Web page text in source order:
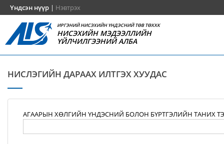
Үндсэн нүүр | Нэвтрэх
ИРГЭНИЙ НИСЭХИЙН ҮНДЭСНИЙ ТӨВ ТӨХХК
НИСЭХИЙН МЭДЭЭЛЛИЙН
ҮЙЛЧИЛГЭЭНИЙ АЛБА
НИСЛЭГИЙН ДАРААХ ИЛТГЭХ ХУУДАС
АГААРЫН ХӨЛГИЙН ҮНДЭСНИЙ БОЛОН БҮРТГЭЛИЙН ТАНИХ